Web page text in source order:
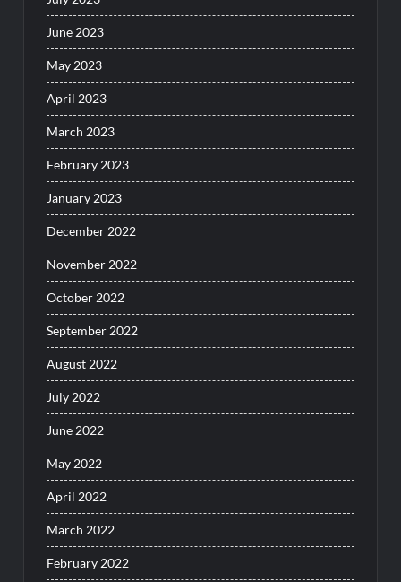
June 2023
May 2023
April 2023
March 2023
February 2023
January 2023
December 2022
November 2022
October 2022
September 2022
August 2022
July 2022
June 2022
May 2022
April 2022
March 2022
February 2022